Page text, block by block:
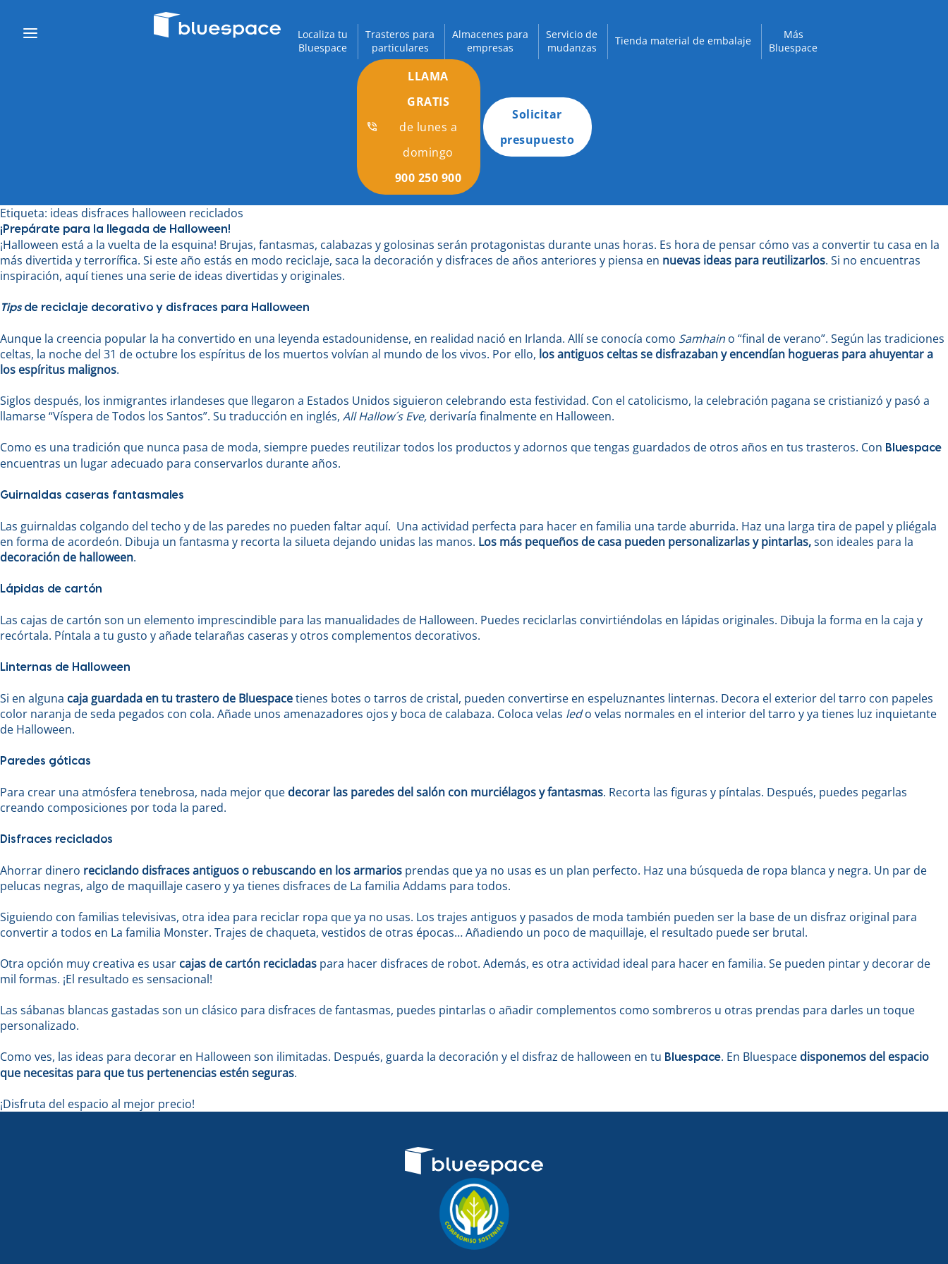
Localiza tu
Bluespace
Trasteros para
particulares
Almacenes para
empresas
Servicio de
mudanzas
Tienda material de embalaje
Más
Bluespace
LLAMA
GRATIS
de lunes a
domingo
900 250 900
Solicitar
presupuesto
Etiqueta: ideas disfraces halloween reciclados
¡Prepárate para la llegada de Halloween!
¡Halloween está a la vuelta de la esquina! Brujas, fantasmas, calabazas y golosinas serán protagonistas durante unas horas. Es hora de pensar cómo vas a convertir tu casa en la
más divertida y terrorífica. Si este año estás en modo reciclaje, saca la decoración y disfraces de años anteriores y piensa en nuevas ideas para reutilizarlos. Si no encuentras
inspiración, aquí tienes una serie de ideas divertidas y originales.
Tipsde reciclaje decorativo y disfraces para Halloween
Aunque la creencia popular la ha convertido en una leyenda estadounidense, en realidad nació en Irlanda. Allí se conocía como Samhain o “final de verano”. Según las tradiciones
celtas, la noche del 31 de octubre los espíritus de los muertos volvían al mundo de los vivos. Por ello, los antiguos celtas se disfrazaban y encendían hogueras para ahuyentar a
los espíritus malignos.
Siglos después, los inmigrantes irlandeses que llegaron a Estados Unidos siguieron celebrando esta festividad. Con el catolicismo, la celebración pagana se cristianizó y pasó a
llamarse “Víspera de Todos los Santos”. Su traducción en inglés, All Hallow´s Eve, derivaría finalmente en Halloween.
Como es una tradición que nunca pasa de moda, siempre puedes reutilizar todos los productos y adornos que tengas guardados de otros años en tus trasteros. Con Bluespace
encuentras un lugar adecuado para conservarlos durante años.
Guirnaldas caseras fantasmales
Las guirnaldas colgando del techo y de las paredes no pueden faltar aquí. Una actividad perfecta para hacer en familia una tarde aburrida. Haz una larga tira de papel y pliégala
en forma de acordeón. Dibuja un fantasma y recorta la silueta dejando unidas las manos. Los más pequeños de casa pueden personalizarlas y pintarlas,son ideales para la
decoración de halloween.
Lápidas de cartón
Las cajas de cartón son un elemento imprescindible para las manualidades de Halloween. Puedes reciclarlas convirtiéndolas en lápidas originales. Dibuja la forma en la caja y
recórtala. Píntala a tu gusto y añade telarañas caseras y otros complementos decorativos.
Linternas de Halloween
Si en alguna caja guardada en tu trastero de Bluespacetienes botes o tarros de cristal, pueden convertirse en espeluznantes linternas. Decora el exterior del tarro con papeles
color naranja de seda pegados con cola. Añade unos amenazadores ojos y boca de calabaza. Coloca velas ledo velas normales en el interior del tarro y ya tienes luz inquietante
de Halloween.
Paredes góticas
Para crear una atmósfera tenebrosa, nada mejor que decorar las paredes del salón con murciélagos y fantasmas. Recorta las figuras y píntalas. Después, puedes pegarlas
creando composiciones por toda la pared.
Disfraces reciclados
Ahorrar dinero reciclando disfraces antiguos o rebuscando en los armarios prendas que ya no usas es un plan perfecto. Haz una búsqueda de ropa blanca y negra. Un par de
pelucas negras, algo de maquillaje casero y ya tienes disfraces de La familia Addams para todos.
Siguiendo con familias televisivas, otra idea para reciclar ropa que ya no usas. Los trajes antiguos y pasados de moda también pueden ser la base de un disfraz original para
convertir a todos en La familia Monster. Trajes de chaqueta, vestidos de otras épocas… Añadiendo un poco de maquillaje, el resultado puede ser brutal.
Otra opción muy creativa es usar cajas de cartón recicladas para hacer disfraces de robot. Además, es otra actividad ideal para hacer en familia. Se pueden pintar y decorar de
mil formas. ¡El resultado es sensacional!
Las sábanas blancas gastadas son un clásico para disfraces de fantasmas, puedes pintarlas o añadir complementos como sombreros u otras prendas para darles un toque
personalizado.
Como ves, las ideas para decorar en Halloween son ilimitadas. Después, guarda la decoración y el disfraz de halloween en tu Bluespace. En Bluespace disponemos del espacio
que necesitas para que tus pertenencias estén seguras.
¡Disfruta del espacio al mejor precio!